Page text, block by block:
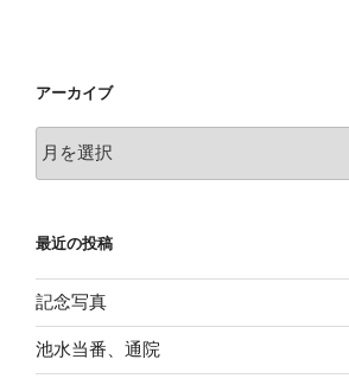
アーカイブ
ー
ブ
最近の投稿
記念写真
池水当番、通院